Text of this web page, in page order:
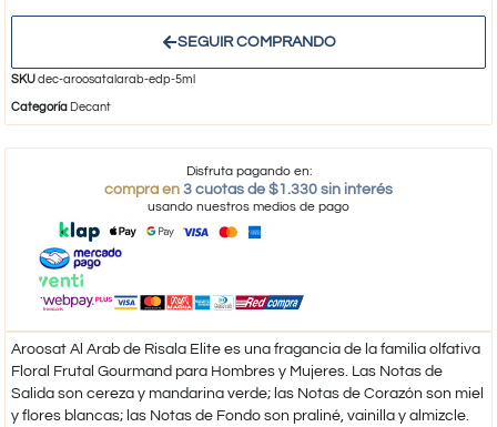
SEGUIR COMPRANDO
SKUdec-aroosatalarab-edp-5ml
Categoría Decant
Disfruta pagando en:
compra en 3 cuotas de $1.330 sin interés
usando nuestros medios de pago
Aroosat Al Arab de Risala Elite es una fragancia de la familia olfativa
Floral Frutal Gourmand para Hombres y Mujeres. Las Notas de
Salida son cereza y mandarina verde; las Notas de Corazón son miel
y flores blancas; las Notas de Fondo son praliné, vainilla y almizcle.